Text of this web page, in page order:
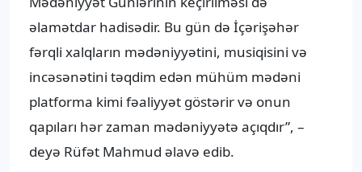
əlamətdar hadisədir. Bu gün də İçərişəhər
fərqli xalqların mədəniyyətini, musiqisini və
incəsənətini təqdim edən mühüm mədəni
platforma kimi fəaliyyət göstərir və onun
qapıları hər zaman mədəniyyətə açıqdır”, –
deyə Rüfət Mahmud əlavə edib.